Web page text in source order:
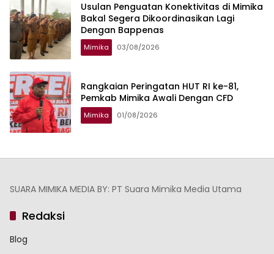
Usulan Penguatan Konektivitas di Mimika
Bakal Segera Dikoordinasikan Lagi
Dengan Bappenas
Mimika 03/08/2026
Rangkaian Peringatan HUT RI ke-81,
Pemkab Mimika Awali Dengan CFD
Mimika 01/08/2026
SUARA MIMIKA MEDIA BY: PT Suara Mimika Media Utama
Redaksi
Blog